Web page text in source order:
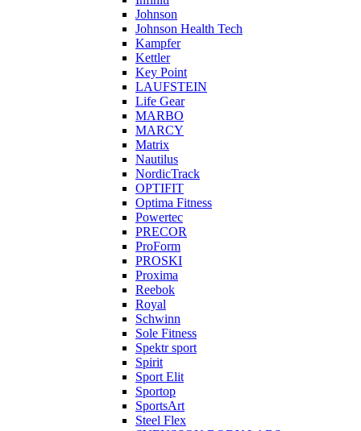
Johnson
Johnson Health Tech
Kampfer
Kettler
Key Point
LAUFSTEIN
Life Gear
MARBO
MARCY
Matrix
Nautilus
NordicTrack
OPTIFIT
Optima Fitness
Powertec
PRECOR
ProForm
PROSKI
Proxima
Reebok
Royal
Schwinn
Sole Fitness
Spektr sport
Spirit
Sport Elit
Sportop
SportsArt
Steel Flex